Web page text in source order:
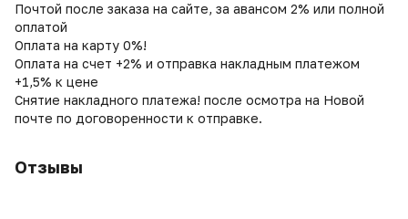
Почтой после заказа на сайте, за авансом 2% или полной
оплатой
Оплата на карту 0%!
Оплата на счет +2% и отправка накладным платежом
+1,5% к цене
Снятие накладного платежа! после осмотра на Новой
почте по договоренности к отправке.
Отзывы